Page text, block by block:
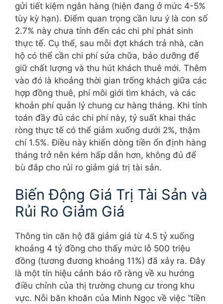
gửi tiết kiệm ngân hàng (hiện đang ở mức 4-5%
tùy kỳ hạn). Điểm quan trọng cần lưu ý là con số
2.7% này chưa tính đến các chi phí phát sinh
thực tế. Cụ thể, sau mỗi đợt khách trả nhà, căn
hộ có thể cần chi phí sửa chữa, bảo dưỡng để
giữ chất lượng và thu hút khách thuê mới. Thêm
vào đó là khoảng thời gian trống khách giữa các
hợp đồng thuê, phí môi giới tìm khách, và các
khoản phí quản lý chung cư hàng tháng. Khi tính
toán đầy đủ các chi phí này, tỷ suất khai thác
ròng thực tế có thể giảm xuống dưới 2%, thậm
chí 1.5%. Điều này khiến dòng tiền ổn định hàng
tháng trở nên kém hấp dẫn hơn, không đủ để
bù đắp cho rủi ro giảm giá trị tài sản.
Biến Động Giá Trị Tài Sản và
Rủi Ro Giảm Giá
Thông tin căn hộ đã giảm giá từ 4.5 tỷ xuống
khoảng 4 tỷ đồng cho thấy mức lỗ 500 triệu
đồng (tương đương khoảng 11%) đã xảy ra. Đây
là một tín hiệu cảnh báo rõ ràng về xu hướng
điều chỉnh của thị trường chung cư trong khu
vực. Nỗi băn khoăn của Minh Ngọc về việc “tiền